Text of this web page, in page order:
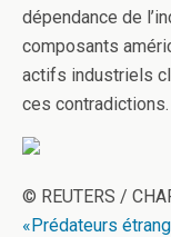
dépendance de
composants
actifs industriels
ces contradictions.
© REUTERS /
«Prédateurs